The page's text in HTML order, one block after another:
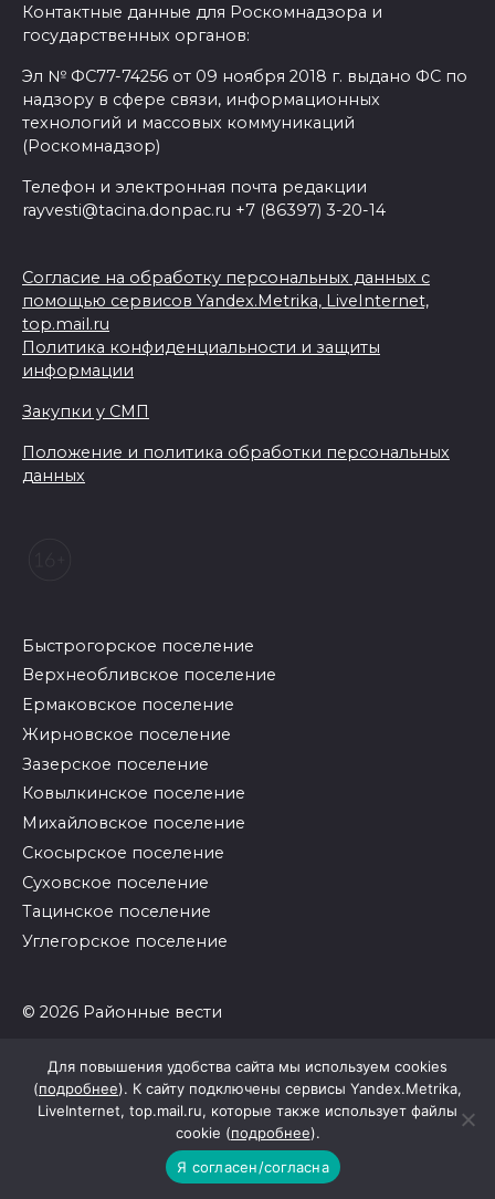
Контактные данные для Роскомнадзора и
государственных органов:
Эл № ФС77-74256 от 09 ноября 2018 г. выдано ФС по
надзору в сфере связи, информационных
технологий и массовых коммуникаций
(Роскомнадзор)
Телефон и электронная почта редакции
rayvesti@tacina.donpac.ru +7 (86397) 3-20-14
Согласие на обработку персональных данных с
помощью сервисов Yandex.Metrika, LiveInternet,
top.mail.ru
Политика конфиденциальности и защиты
информации
Закупки у СМП
Положение и политика обработки персональных
данных
Быстрогорское поселение
Верхнеобливское поселение
Ермаковское поселение
Жирновское поселение
Зазерское поселение
Ковылкинское поселение
Михайловское поселение
Скосырское поселение
Суховское поселение
Тацинское поселение
Углегорское поселение
© 2026 Районные вести
Для повышения удобства сайта мы используем cookies
(подробнее). К сайту подключены сервисы Yandex.Metrika,
LiveInternet, top.mail.ru, которые также использует файлы
cookie (подробнее).
Я согласен/согласна